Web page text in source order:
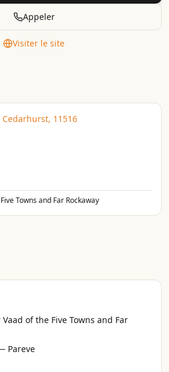
Appeler
Visiter le site
11516
Towns and Far Rockaway
of the Five Towns and Far
Pareve